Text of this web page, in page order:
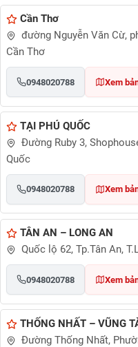
Cần Thơ
đường Nguyễn Văn Cừ,
Cần Thơ
0948020788 Xem
TẠI PHÚ QUỐC
Đường Ruby 3,
Quốc
0948020788 Xem
TÂN AN – LONG AN
Quốc lộ 62, Tp.Tân An,
0948020788 Xem
THỐNG NHẤT – VŨNG
Đường Thống Nhất,